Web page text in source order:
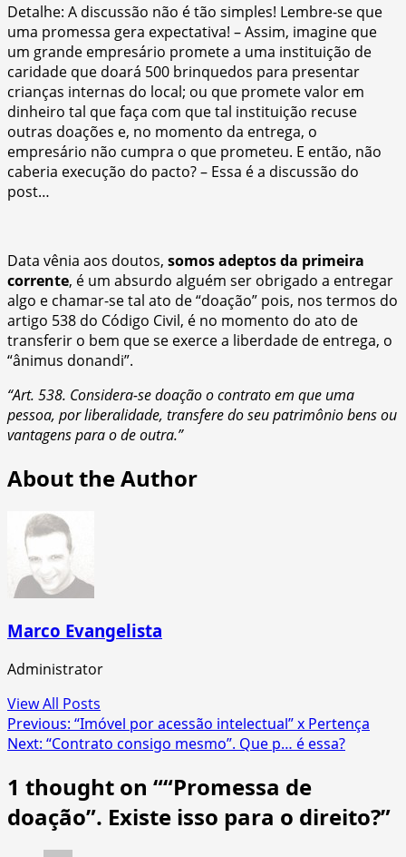
Detalhe: A discussão não é tão simples! Lembre-se que
uma promessa gera expectativa! – Assim, imagine que
um grande empresário promete a uma instituição de
caridade que doará 500 brinquedos para presentar
crianças internas do local; ou que promete valor em
dinheiro tal que faça com que tal instituição recuse
outras doações e, no momento da entrega, o
empresário não cumpra o que prometeu. E então, não
caberia execução do pacto? – Essa é a discussão do
post…
Data vênia aos doutos, somos adeptos da primeira
corrente, é um absurdo alguém ser obrigado a entregar
algo e chamar-se tal ato de “doação” pois, nos termos do
artigo 538 do Código Civil, é no momento do ato de
transferir o bem que se exerce a liberdade de entrega, o
“ânimus donandi”.
“Art. 538. Considera-se doação o contrato em que uma
pessoa, por liberalidade, transfere do seu patrimônio bens ou
vantagens para o de outra.”
About the Author
Marco Evangelista
Administrator
View All Posts
Post
navigation
Previous: “Imóvel por acessão intelectual” x Pertença
Next: “Contrato consigo mesmo”. Que p… é essa?
1 thought on ““Promessa de
doação”. Existe isso para o direito?”